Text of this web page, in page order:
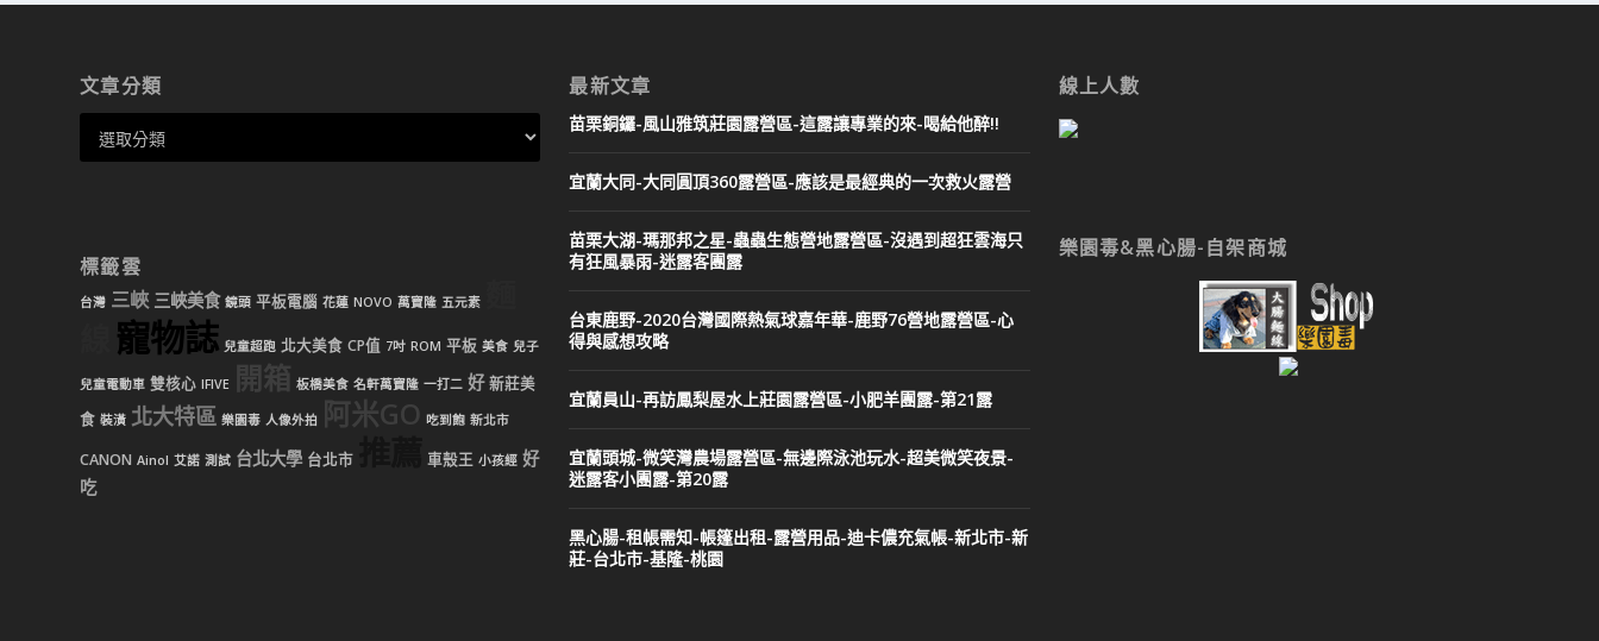
文章分類
標籤雲
台灣 三峽 三峽美食 鏡頭 平板電腦 花蓮 NOVO 萬寶隆 五元素
寵物誌 兒童超跑 北大美食 CP值 7吋 ROM 平板 美食 兒子
兒童電動車 雙核心 IFIVE 開箱 板橋美食 名軒萬寶隆 一打二 好 新莊美
食 裝潢 北大特區 樂園毒 人像外拍 阿米GO 吃到飽 新北市
CANON Ainol 艾諾 測試 台北大學 台北市 車殼王 小孩經 好
吃
最新文章
苗栗銅鑼-風山雅筑莊園露營區-這露讓專業的來-喝給他醉!!
宜蘭大同-大同圓頂360露營區-應該是最經典的一次救火露營
苗栗大湖-瑪那邦之星-蟲蟲生態營地露營區-沒遇到超狂雲海只
有狂風暴雨-迷露客團露
台東鹿野-2020台灣國際熱氣球嘉年華-鹿野76營地露營區-心
得與感想攻略
宜蘭員山-再訪鳳梨屋水上莊園露營區-小肥羊團露-第21露
宜蘭頭城-微笑灣農場露營區-無邊際泳池玩水-超美微笑夜景-
迷露客小團露-第20露
黑心腸-租帳需知-帳篷出租-露營用品-迪卡儂充氣帳-新北市-新
莊-台北市-基隆-桃園
線上人數
樂園毒&黑心腸-自架商城